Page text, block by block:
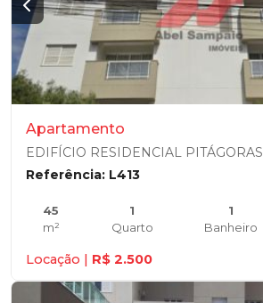
Apartamento
EDIFÍCIO RESIDENCIAL PITÁGORAS
Referência: L413
45
m²
1
Quarto
1
Banheiro
Locação | R$ 2.500